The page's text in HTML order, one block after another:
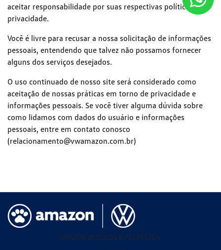
aceitar responsabilidade por suas respectivas políticas de
privacidade.
Você é livre para recusar a nossa solicitação de informações
pessoais, entendendo que talvez não possamos fornecer
alguns dos serviços desejados.
O uso continuado de nosso site será considerado como
aceitação de nossas práticas em torno de privacidade e
informações pessoais. Se você tiver alguma dúvida sobre
como lidamos com dados do usuário e informações
pessoais, entre em contato conosco
(relacionamento@vwamazon.com.br)
AMAZON VEICULOS E PEÇAS LTDA